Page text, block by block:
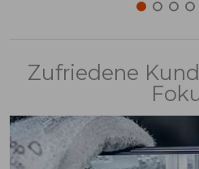
Zufriedene